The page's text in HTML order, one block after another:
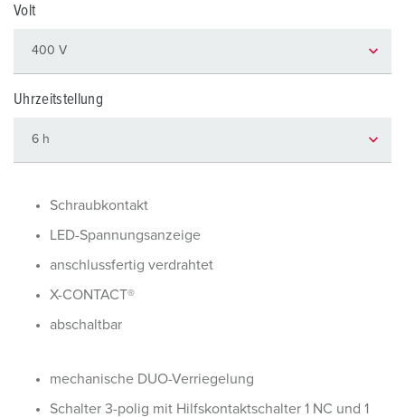
Volt
Uhrzeitstellung
Schraubkontakt
LED-Spannungsanzeige
anschlussfertig verdrahtet
X-CONTACT®
abschaltbar
mechanische DUO-Verriegelung
Schalter 3-polig mit Hilfskontaktschalter 1 NC und 1